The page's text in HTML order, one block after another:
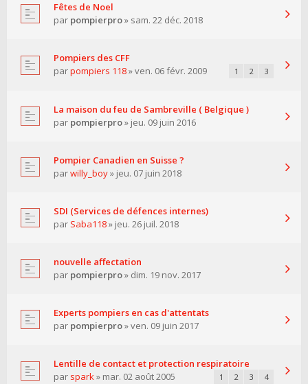
Fêtes de Noel
par pompierpro» sam. 22 déc. 2018
Pompiers des CFF
parpompiers 118» ven. 06 févr. 2009 1 2 3
La maison du feu de Sambreville ( Belgique )
par pompierpro» jeu. 09 juin 2016
Pompier Canadien en Suisse ?
parwilly_boy» jeu. 07 juin 2018
SDI (Services de défences internes)
par Saba118» jeu. 26 juil. 2018
nouvelle affectation
par pompierpro» dim. 19 nov. 2017
Experts pompiers en cas d'attentats
par pompierpro» ven. 09 juin 2017
Lentille de contact et protection respiratoire
par spark» mar. 02 août 2005 1 2 3 4